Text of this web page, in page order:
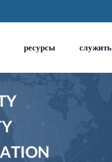
ресурсы служить